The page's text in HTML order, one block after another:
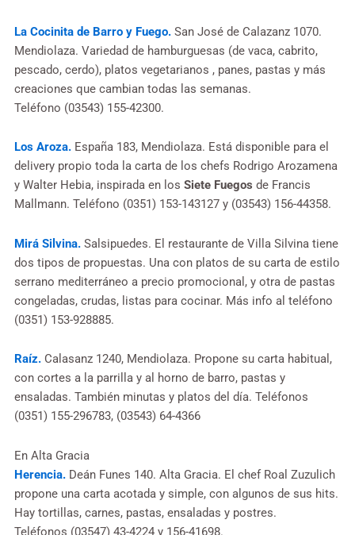
La Cocinita de Barro y Fuego. San José de Calazanz 1070.
Mendiolaza. Variedad de hamburguesas (de vaca, cabrito,
pescado, cerdo), platos vegetarianos , panes, pastas y más
creaciones que cambian todas las semanas.
Teléfono (03543) 155-42300.
Los Aroza. España 183, Mendiolaza. Está disponible para el
delivery propio toda la carta de los chefs Rodrigo Arozamena
y Walter Hebia, inspirada en los Siete Fuegos de Francis
Mallmann. Teléfono (0351) 153-143127 y (03543) 156-44358.
Mirá Silvina. Salsipuedes. El restaurante de Villa Silvina tiene
dos tipos de propuestas. Una con platos de su carta de estilo
serrano mediterráneo a precio promocional, y otra de pastas
congeladas, crudas, listas para cocinar. Más info al teléfono
(0351) 153-928885.
Raíz. Calasanz 1240, Mendiolaza. Propone su carta habitual,
con cortes a la parrilla y al horno de barro, pastas y
ensaladas. También minutas y platos del día. Teléfonos
(0351) 155-296783, (03543) 64-4366
En Alta Gracia
Herencia. Deán Funes 140. Alta Gracia. El chef Roal Zuzulich
propone una carta acotada y simple, con algunos de sus hits.
Hay tortillas, carnes, pastas, ensaladas y postres.
Teléfonos (03547) 43-4224 y 156-41698.